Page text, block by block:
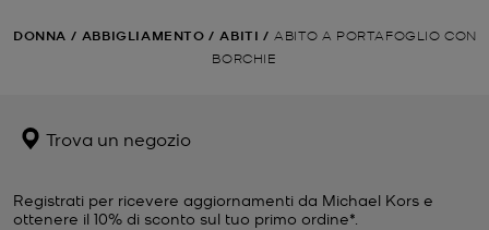
DONNA / ABBIGLIAMENTO / ABITI / ABITO A PORTAFOGLIO CON
BORCHIE
Trova un negozio
Registrati per ricevere aggiornamenti da Michael Kors e
ottenere il 10% di sconto sul tuo primo ordine*.